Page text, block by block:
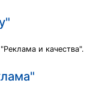
и качества".